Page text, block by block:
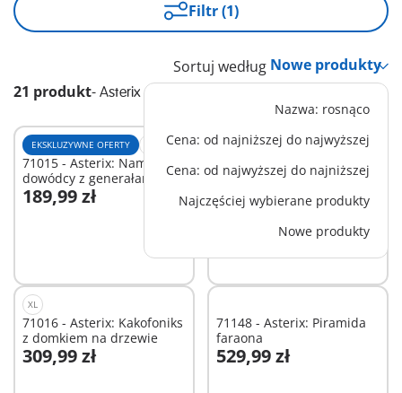
Filtr (1)
21 produkt- Asterix
Sortuj według
Nazwa: rosnąco
Cena: od najniższej do najwyższej
Cena: od najwyższej do najniższej
Najczęściej wybierane produkty
Nowe produkty
EKSKLUZYWNE OFERTY
71015 - Asterix: Namiot
dowódcy z generałami
189,99 zł
XS
70934 - Asterix: Rzymski
oddział
79,99 zł
Dodaj do koszyka
XL
71016 - Asterix: Kakofoniks
z domkiem na drzewie
309,99 zł
71148 - Asterix: Piramida
faraona
529,99 zł